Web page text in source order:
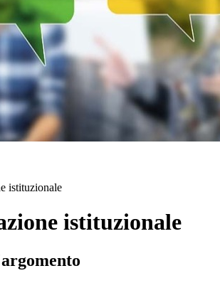
istituzionale
istituzionale